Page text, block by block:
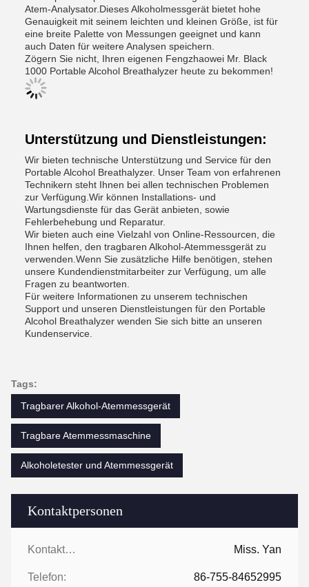
Kontaktpersonen
Kontaktpersonen: Miss. Yan
Telefon: 86-755-84652995
Atem-Analysator.Dieses Alkoholmessgerät bietet hohe
Genauigkeit mit seinem leichten und kleinen Größe, ist für
eine breite Palette von Messungen geeignet und kann
auch Daten für weitere Analysen speichern.
Zögern Sie nicht, Ihren eigenen Fengzhaowei Mr. Black
1000 Portable Alcohol Breathalyzer heute zu bekommen!
Unterstützung und Dienstleistungen:
Wir bieten technische Unterstützung und Service für den
Portable Alcohol Breathalyzer. Unser Team von erfahrenen
Technikern steht Ihnen bei allen technischen Problemen
zur Verfügung.Wir können Installations- und
Wartungsdienste für das Gerät anbieten, sowie
Fehlerbehebung und Reparatur.
Wir bieten auch eine Vielzahl von Online-Ressourcen, die
Ihnen helfen, den tragbaren Alkohol-Atemmessgerät zu
verwenden.Wenn Sie zusätzliche Hilfe benötigen, stehen
unsere Kundendienstmitarbeiter zur Verfügung, um alle
Fragen zu beantworten.
Für weitere Informationen zu unserem technischen
Support und unseren Dienstleistungen für den Portable
Alcohol Breathalyzer wenden Sie sich bitte an unseren
Kundenservice.
Tags:
Tragbarer Alkohol-Atemmessgerät
Tragbare Atemmessmaschine
Alkoholetester und Atemmessgerät